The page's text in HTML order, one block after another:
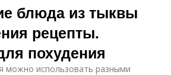
блюда из тыквы
рецепты.
похудения
можно использовать разными